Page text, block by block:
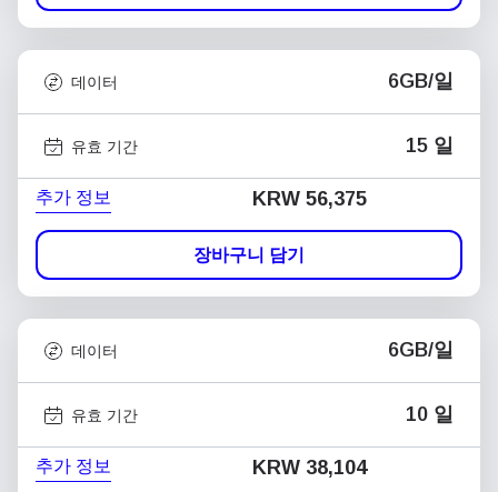
데이터 6GB/일
유효 기간 15 일
추가 정보 KRW 56,375
장바구니 담기
데이터 6GB/일
유효 기간 10 일
추가 정보 KRW 38,104